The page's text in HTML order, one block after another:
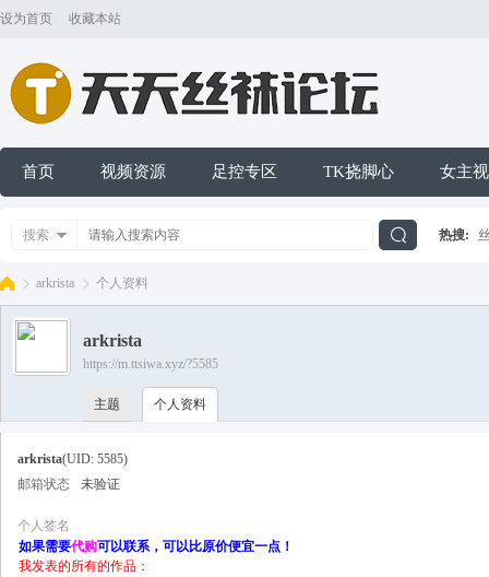
设为首页 收藏本站
首页 视频资源 足控专区 TK挠脚心 女主
搜索 热搜:
›
arkrista 个人资料
arkrista
https://m.ttsiwa.xyz/?5585
主题 个人资料
arkrista(UID: 5585)
邮箱状态
未验证
个人签名
如果需要代购可以联系，可以比原价便宜一点！
我发表的所有的作品：